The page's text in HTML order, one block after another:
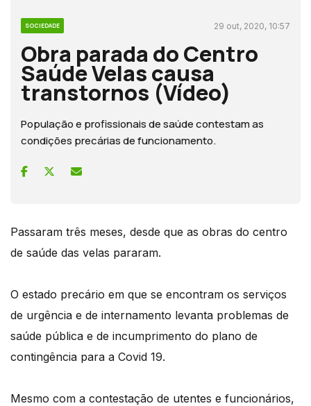
SOCIEDADE 29 out, 2020, 10:57
Obra parada do Centro
Saúde Velas causa
transtornos (Vídeo)
População e profissionais de saúde contestam as
condições precárias de funcionamento.
Passaram três meses, desde que as obras do centro
de saúde das velas pararam.
O estado precário em que se encontram os serviços
de urgência e de internamento levanta problemas de
saúde pública e de incumprimento do plano de
contingência para a Covid 19.
Mesmo com a contestação de utentes e funcionários,